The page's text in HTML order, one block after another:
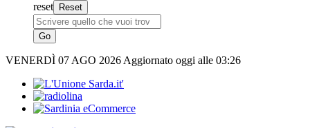
reset
VENERDÌ 07 AGO 2026 Aggiornato oggi alle 03:26